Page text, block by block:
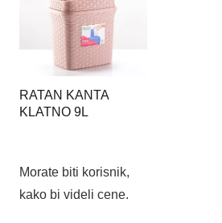
RATAN KANTA
KLATNO 9L
Morate biti korisnik,
kako bi videli cene.